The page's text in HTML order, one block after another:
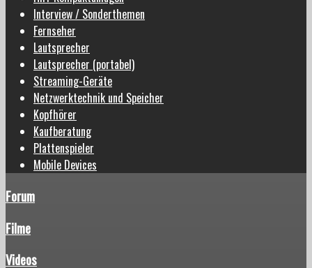
Interview / Sonderthemen
Fernseher
Lautsprecher
Lautsprecher (portabel)
Streaming-Geräte
Netzwerktechnik und Speicher
Kopfhörer
Kaufberatung
Plattenspieler
Mobile Devices
Forum
Filme
Videos